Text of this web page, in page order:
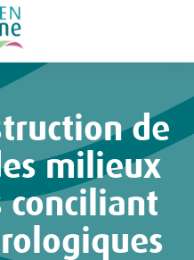
milieux
conciliant